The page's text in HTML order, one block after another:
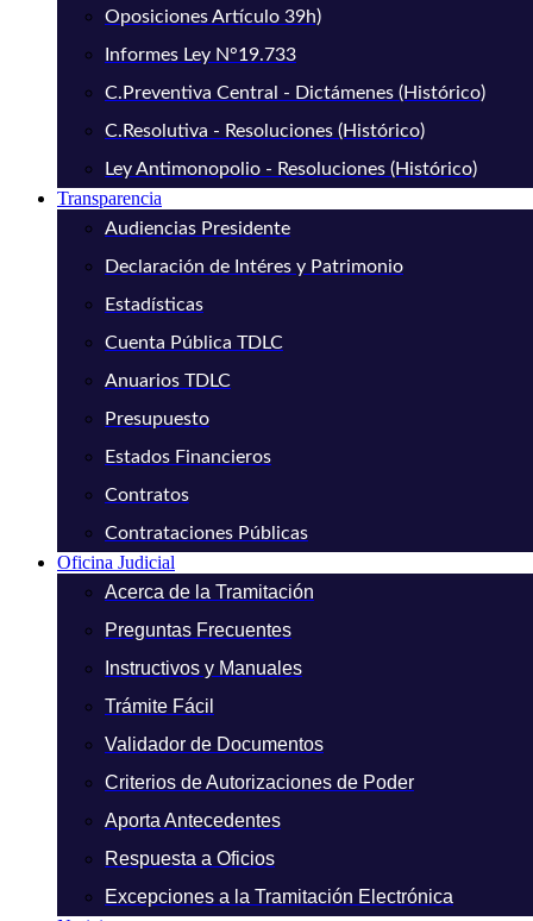
Oposiciones Artículo 39h)
Informes Ley N°19.733
C.Preventiva Central - Dictámenes (Histórico)
C.Resolutiva - Resoluciones (Histórico)
Ley Antimonopolio - Resoluciones (Histórico)
Transparencia
Audiencias Presidente
Declaración de Intéres y Patrimonio
Estadísticas
Cuenta Pública TDLC
Anuarios TDLC
Presupuesto
Estados Financieros
Contratos
Contrataciones Públicas
Oficina Judicial
Acerca de la Tramitación
Preguntas Frecuentes
Instructivos y Manuales
Trámite Fácil
Validador de Documentos
Criterios de Autorizaciones de Poder
Aporta Antecedentes
Respuesta a Oficios
Excepciones a la Tramitación Electrónica